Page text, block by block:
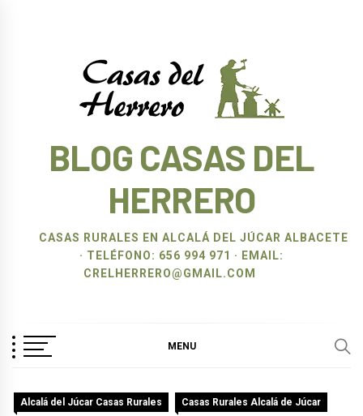
BLOG CASAS DEL
HERRERO
CASAS RURALES EN ALCALÁ DEL JÚCAR ALBACETE
· TELÉFONO: 656 994 971 · EMAIL:
CRELHERRERO@GMAIL.COM
MENU
Alcalá del Júcar Casas Rurales Casas Rurales Alcalá de Júcar